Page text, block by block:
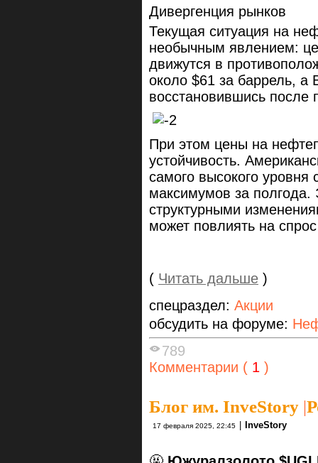
Дивергенция рынков
Текущая ситуация на
необычным явлением:
движутся в
около $61 за баррель, а
восстановившись
При этом цены на
устойчивость.
самого высокого уровня
максимумов за полгода.
структурными
может повлиять на
( Читать дальше )
спецраздел: Акции
обсудить на форуме:
789
Комментарии ( 1 )
Блог им. InveStory |
17 февраля 2025, 22:45 InveStory